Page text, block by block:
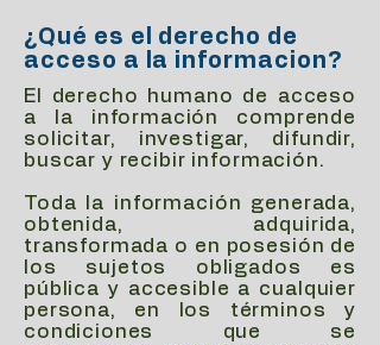
¿Qué es el derecho de
acceso a la informacion?
El derecho humano de acceso
a la información comprende
solicitar, investigar, difundir,
buscar y recibir información.
Toda la información generada,
obtenida, adquirida,
transformada o en posesión de
los sujetos obligados es
pública y accesible a cualquier
persona, en los términos y
condiciones que se